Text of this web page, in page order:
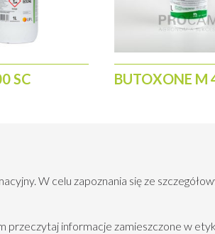
SC BUTOXONE M
W celu zapoznania się ze
przeczytaj informacje zamieszczone w